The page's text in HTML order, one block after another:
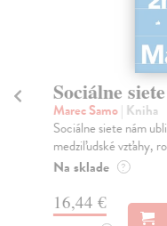
Sociálne
Marec Samo| Kniha
Sociálne siete nám
medziľudské vzťahy,
Na sklade ?
16,44 €